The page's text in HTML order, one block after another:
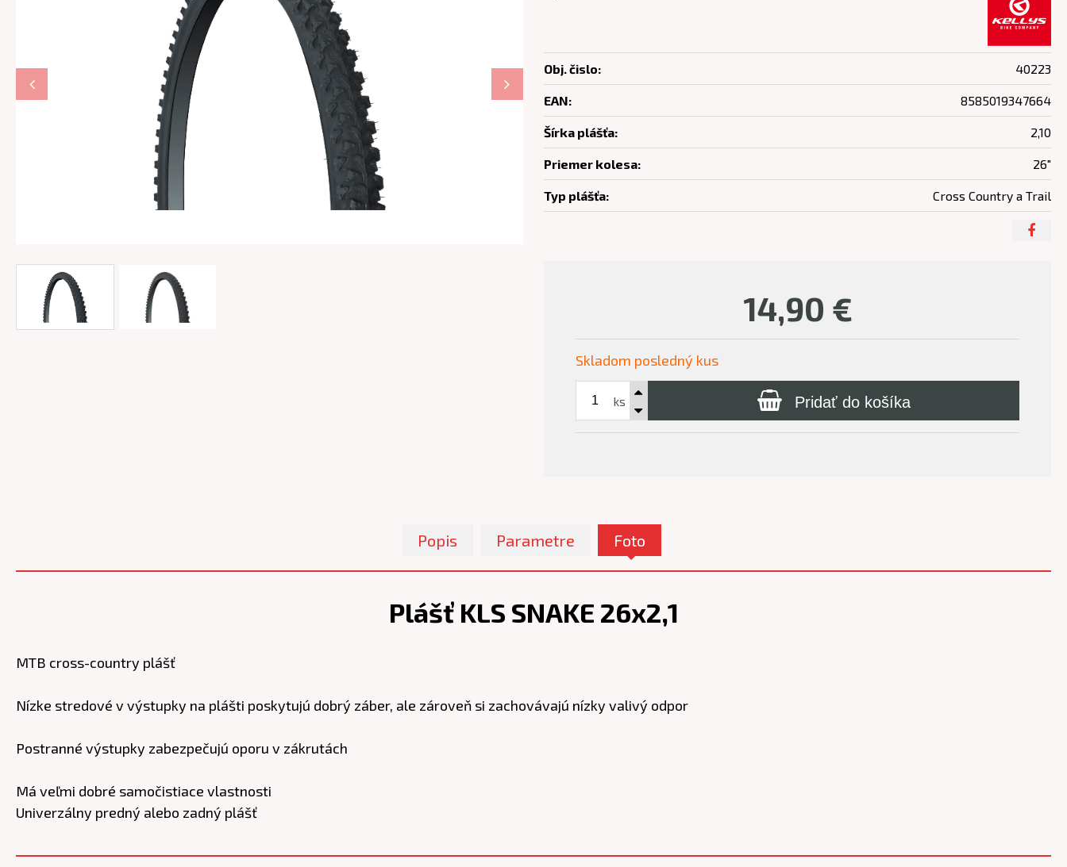
14,90 €
Skladom posledný kus
ks Pridať do košíka
Obj. čislo: 40223
EAN: 8585019347664
Šírka plášťa: 2,10
Priemer kolesa: 26"
Typ plášťa: Cross Country a Trail
Popis Parametre Foto
Plášť KLS SNAKE 26x2,1
MTB cross-country plášť
Nízke stredové v výstupky na plášti poskytujú dobrý záber, ale zároveň si zachovávajú nízky valivý odpor
Postranné výstupky zabezpečujú oporu v zákrutách
Má veľmi dobré samočistiace vlastnosti
Univerzálny predný alebo zadný plášť